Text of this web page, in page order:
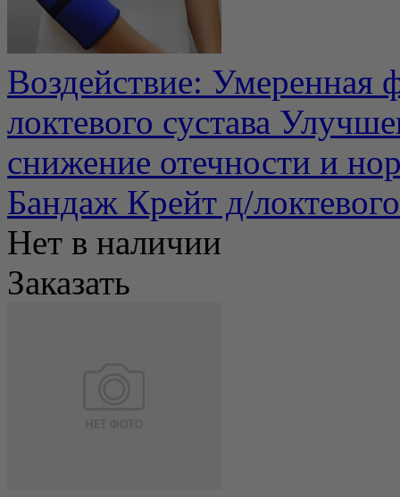
Воздействие: Умеренная
локтевого сустава
снижение отечности и
Бандаж Крейт д/
Нет в наличии
Заказать